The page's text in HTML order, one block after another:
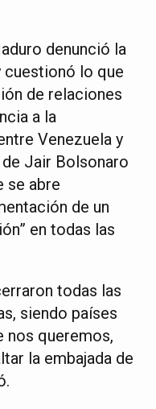
denunció la
cuestionó lo que
de relaciones
a la
Venezuela y
Jair Bolsonaro
se abre
de un
en todas las
todas las
siendo países
nos queremos,
la embajada de